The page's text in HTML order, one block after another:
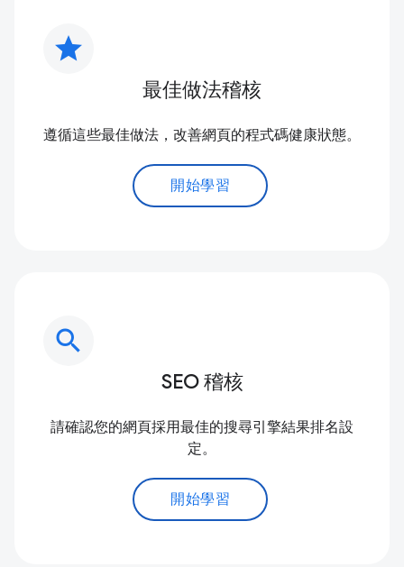
star
最佳做法稽核
遵循這些最佳做法，改善網頁的程式碼健康狀態。
開始學習
search
SEO 稽核
請確認您的網頁採用最佳的搜尋引擎結果排名設
定。
開始學習